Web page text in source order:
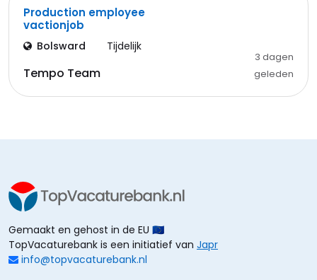
Production employee
vactionjob
Bolsward Tijdelijk
Tempo Team
3 dagen
geleden
Gemaakt en gehost in de EU 🇪🇺
TopVacaturebank is een initiatief van Japr
info@topvacaturebank.nl